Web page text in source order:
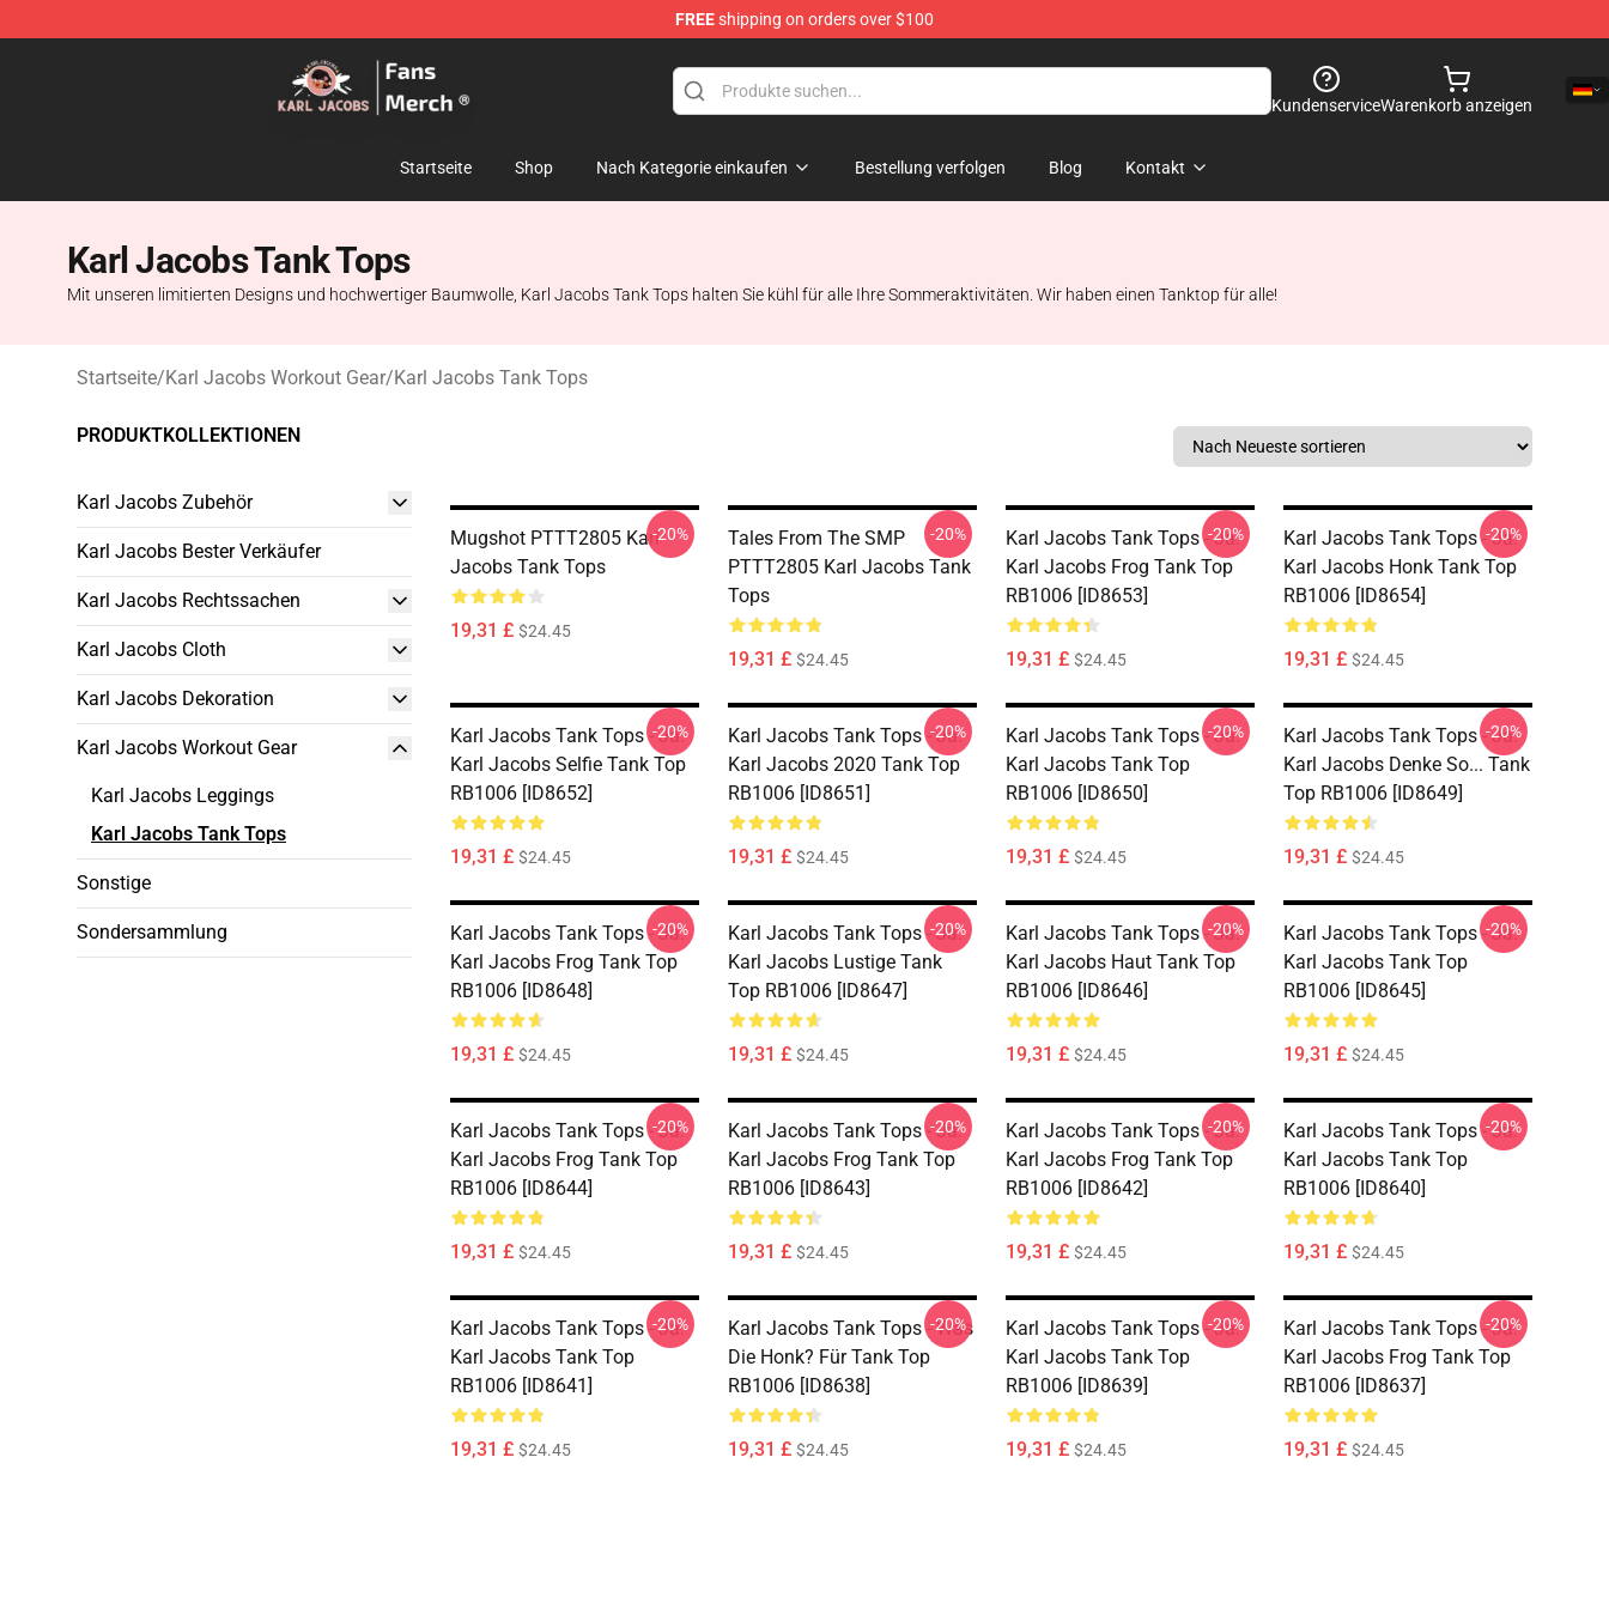
FREEshipping on orders over $100
Karl Jacobs Store - Official Karl Jacobs Merchandise Shop
KundenserviceWarenkorb anzeigen
Startseite Shop Nach Kategorie einkaufen Bestellung verfolgen Blog Kontakt
Karl Jacobs Tank Tops
Mit unseren limitierten Designs und hochwertiger Baumwolle, Karl Jacobs Tank Tops halten Sie kühl für alle Ihre Sommeraktivitäten. Wir haben einen Tanktop für alle!
Startseite/Karl Jacobs Workout Gear/Karl Jacobs Tank Tops
PRODUKTKOLLEKTIONEN
Karl Jacobs Zubehör
Karl Jacobs Bester Verkäufer
Karl Jacobs Rechtssachen
Karl Jacobs Cloth
Karl Jacobs Dekoration
Karl Jacobs Workout Gear
Karl Jacobs Leggings
Karl Jacobs Tank Tops
Sonstige
Sondersammlung
Mugshot PTTT2805 Karl
Jacobs Tank Tops
19,31 £ $24.45
-20%
Tales From The SMP
PTTT2805 Karl Jacobs Tank
Tops
19,31 £ $24.45
-20%
Karl Jacobs Tank Tops - Ja.
Karl Jacobs Frog Tank Top
RB1006 [ID8653]
19,31 £ $24.45
-20%
Karl Jacobs Tank Tops - Ja.
Karl Jacobs Honk Tank Top
RB1006 [ID8654]
19,31 £ $24.45
-20%
Karl Jacobs Tank Tops - Ja.
Karl Jacobs Selfie Tank Top
RB1006 [ID8652]
19,31 £ $24.45
-20%
Karl Jacobs Tank Tops - Ja.
Karl Jacobs 2020 Tank Top
RB1006 [ID8651]
19,31 £ $24.45
-20%
Karl Jacobs Tank Tops - Ja.
Karl Jacobs Tank Top
RB1006 [ID8650]
19,31 £ $24.45
-20%
Karl Jacobs Tank Tops - Ja.
Karl Jacobs Denke So... Tank
Top RB1006 [ID8649]
19,31 £ $24.45
-20%
Karl Jacobs Tank Tops - Ja.
Karl Jacobs Frog Tank Top
RB1006 [ID8648]
19,31 £ $24.45
-20%
Karl Jacobs Tank Tops - Ja.
Karl Jacobs Lustige Tank
Top RB1006 [ID8647]
19,31 £ $24.45
-20%
Karl Jacobs Tank Tops - Ja.
Karl Jacobs Haut Tank Top
RB1006 [ID8646]
19,31 £ $24.45
-20%
Karl Jacobs Tank Tops - Ja.
Karl Jacobs Tank Top
RB1006 [ID8645]
19,31 £ $24.45
-20%
Karl Jacobs Tank Tops - Ja.
Karl Jacobs Frog Tank Top
RB1006 [ID8644]
19,31 £ $24.45
-20%
Karl Jacobs Tank Tops - Ja.
Karl Jacobs Frog Tank Top
RB1006 [ID8643]
19,31 £ $24.45
-20%
Karl Jacobs Tank Tops - Ja.
Karl Jacobs Frog Tank Top
RB1006 [ID8642]
19,31 £ $24.45
-20%
Karl Jacobs Tank Tops - Ja.
Karl Jacobs Tank Top
RB1006 [ID8640]
19,31 £ $24.45
-20%
Karl Jacobs Tank Tops - Ja.
Karl Jacobs Tank Top
RB1006 [ID8641]
19,31 £ $24.45
-20%
Karl Jacobs Tank Tops - Was
Die Honk? Für Tank Top
RB1006 [ID8638]
19,31 £ $24.45
-20%
Karl Jacobs Tank Tops - Ja.
Karl Jacobs Tank Top
RB1006 [ID8639]
19,31 £ $24.45
-20%
Karl Jacobs Tank Tops - Ja.
Karl Jacobs Frog Tank Top
RB1006 [ID8637]
19,31 £ $24.45
-20%